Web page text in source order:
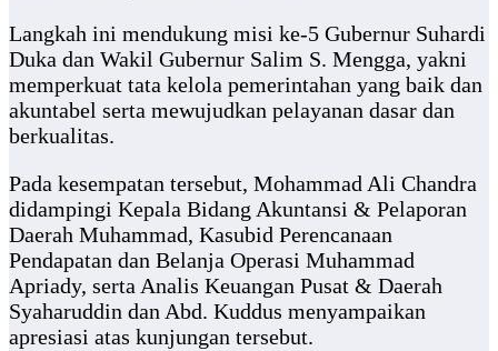
Langkah ini mendukung misi ke-5 Gubernur Suhardi
Duka dan Wakil Gubernur Salim S. Mengga, yakni
memperkuat tata kelola pemerintahan yang baik dan
akuntabel serta mewujudkan pelayanan dasar dan
berkualitas.
Pada kesempatan tersebut, Mohammad Ali Chandra
didampingi Kepala Bidang Akuntansi & Pelaporan
Daerah Muhammad, Kasubid Perencanaan
Pendapatan dan Belanja Operasi Muhammad
Apriady, serta Analis Keuangan Pusat & Daerah
Syaharuddin dan Abd. Kuddus menyampaikan
apresiasi atas kunjungan tersebut.